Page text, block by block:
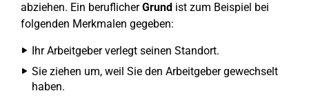
abziehen. Ein beruflicherGrund ist zum Beispiel bei
folgenden Merkmalen gegeben:
Ihr Arbeitgeber verlegt seinen Standort.
Sie ziehen um, weil Sie den Arbeitgeber gewechselt
haben.